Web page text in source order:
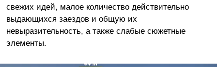
свежих идей, малое количество действительно
выдающихся заездов и общую их
невыразительность, а также слабые сюжетные
элементы.